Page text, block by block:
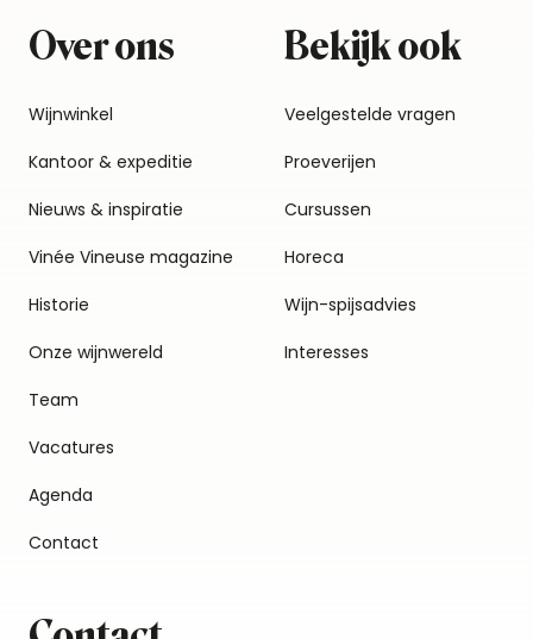
Over ons
Wijnwinkel
Kantoor & expeditie
Nieuws & inspiratie
Vinée Vineuse magazine
Historie
Onze wijnwereld
Team
Vacatures
Agenda
Contact
Bekijk ook
Veelgestelde vragen
Proeverijen
Cursussen
Horeca
Wijn-spijsadvies
Interesses